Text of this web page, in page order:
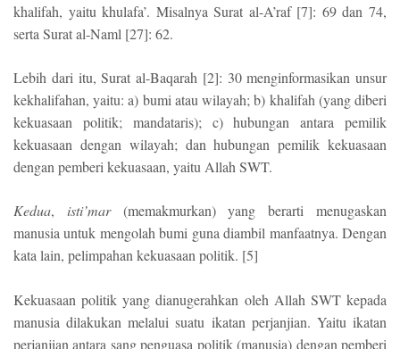
khalifah, yaitu khulafa’. Misalnya Surat al-A’raf [7]: 69 dan 74,
serta Surat al-Naml [27]: 62.
Lebih dari itu, Surat al-Baqarah [2]: 30 menginformasikan unsur
kekhalifahan, yaitu: a) bumi atau wilayah; b) khalifah (yang diberi
kekuasaan politik; mandataris); c) hubungan antara pemilik
kekuasaan dengan wilayah; dan hubungan pemilik kekuasaan
dengan pemberi kekuasaan, yaitu Allah SWT.
Kedua, isti’mar(memakmurkan) yang berarti menugaskan
manusia untuk mengolah bumi guna diambil manfaatnya. Dengan
kata lain, pelimpahan kekuasaan politik. [5]
Kekuasaan politik yang dianugerahkan oleh Allah SWT kepada
manusia dilakukan melalui suatu ikatan perjanjian. Yaitu ikatan
perjanjian antara sang penguasa politik (manusia) dengan pemberi